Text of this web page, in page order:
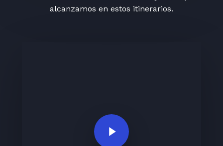
alcanzamos en estos itinerarios.
Play Video